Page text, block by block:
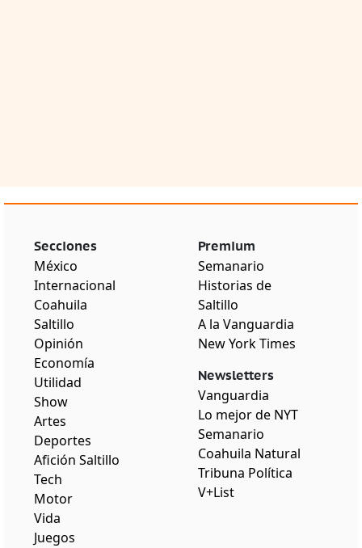
Secciones
México
Internacional
Coahuila
Saltillo
Opinión
Economía
Utilidad
Show
Artes
Deportes
Afición Saltillo
Tech
Motor
Vida
Juegos
Premium
Semanario
Historias de
Saltillo
A la Vanguardia
New York Times
Newsletters
Vanguardia
Lo mejor de NYT
Semanario
Coahuila Natural
Tribuna Política
V+List